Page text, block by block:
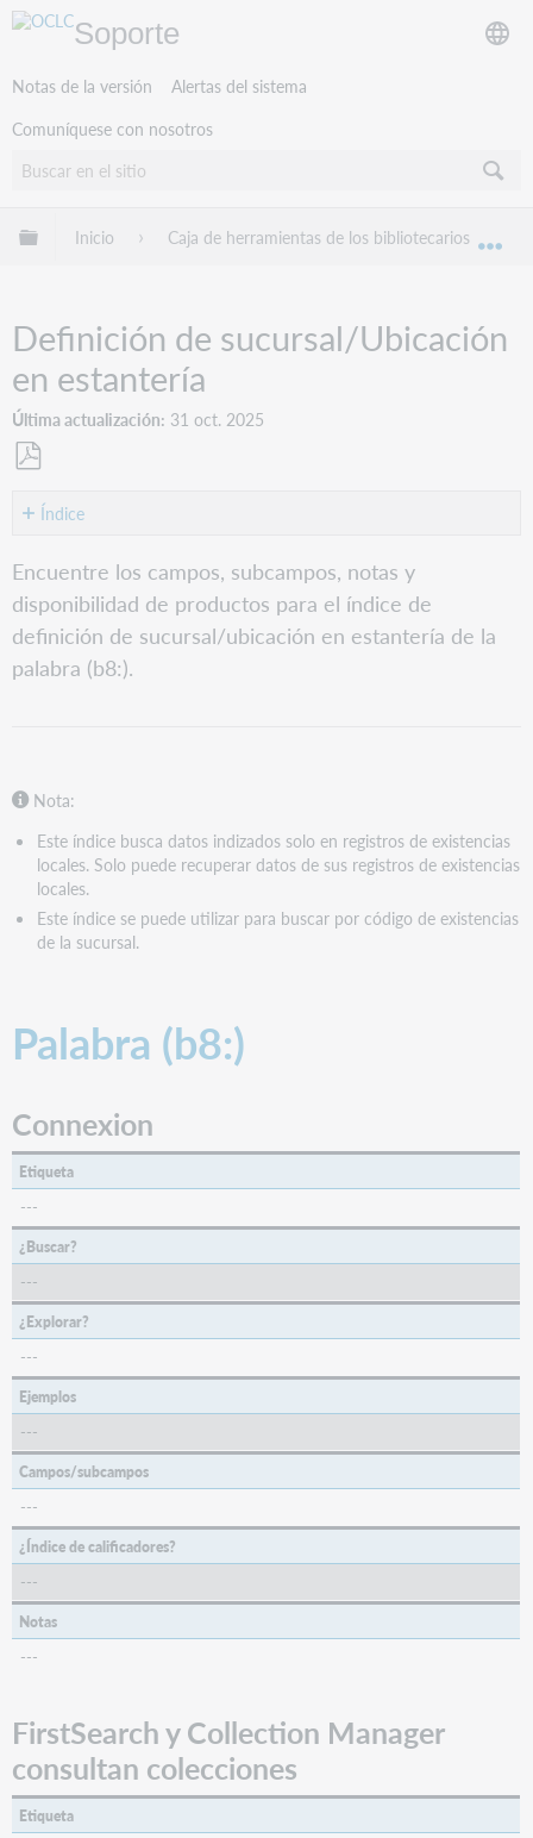
Soporte
Notas de la versión
Alertas del sistema
Comuníquese con nosotros
Expandir/contraer jerarquía global
Inicio Caja de herramientas de los bibliotecarios
Definición de sucursal/Ubicación
en estantería
Última actualización 31 oct. 2025
comoÍndice
(b8:)
Connexion
FirstSearch
y
WorldCat
Discovery
WorldCat.org
Encuentre los campos, subcampos, notas y
disponibilidad de productos para el índice de
definición de sucursal/ubicación en estantería de la
palabra (b8:).
Nota:
Este índice busca datos indizados solo en registros de existencias
locales. Solo puede recuperar datos de sus registros de existencias
locales.
Este índice se puede utilizar para buscar por código de existencias
de la sucursal.
Palabra (b8:)
Connexion
Etiqueta
---
¿Buscar?
---
¿Explorar?
---
Ejemplos
---
Campos/subcampos
---
¿Índice de calificadores?
---
Notas
---
FirstSearch y Collection Manager
consultan colecciones
Etiqueta